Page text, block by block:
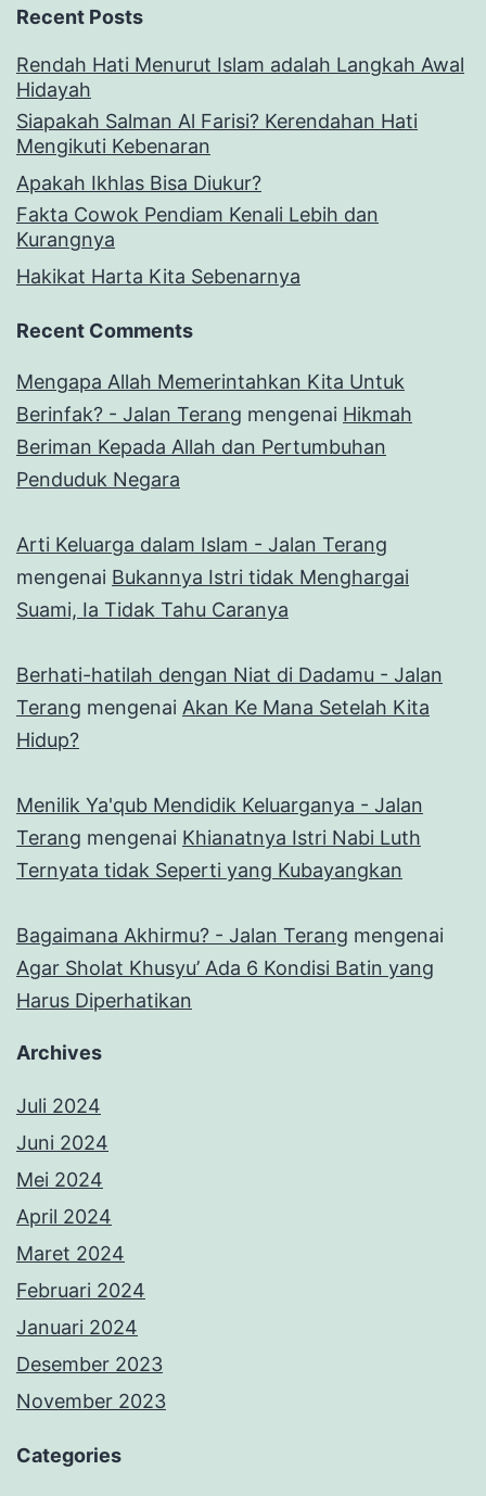
Recent Posts
Rendah Hati Menurut Islam adalah Langkah Awal
Hidayah
Siapakah Salman Al Farisi? Kerendahan Hati
Mengikuti Kebenaran
Apakah Ikhlas Bisa Diukur?
Fakta Cowok Pendiam Kenali Lebih dan
Kurangnya
Hakikat Harta Kita Sebenarnya
Recent Comments
Mengapa Allah Memerintahkan Kita Untuk
Berinfak? - Jalan Terang mengenai Hikmah
Beriman Kepada Allah dan Pertumbuhan
Penduduk Negara
Arti Keluarga dalam Islam - Jalan Terang
mengenai Bukannya Istri tidak Menghargai
Suami, Ia Tidak Tahu Caranya
Berhati-hatilah dengan Niat di Dadamu - Jalan
Terang mengenai Akan Ke Mana Setelah Kita
Hidup?
Menilik Ya'qub Mendidik Keluarganya - Jalan
Terang mengenai Khianatnya Istri Nabi Luth
Ternyata tidak Seperti yang Kubayangkan
Bagaimana Akhirmu? - Jalan Terang mengenai
Agar Sholat Khusyu’ Ada 6 Kondisi Batin yang
Harus Diperhatikan
Archives
Juli 2024
Juni 2024
Mei 2024
April 2024
Maret 2024
Februari 2024
Januari 2024
Desember 2023
November 2023
Categories